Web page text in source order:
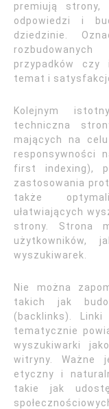
premiują strony,
odpowiedzi i
dziedzinie.
rozbudowanych
przypadków czy
temat i
Kolejnym
techniczna
mających na celu
responsywności
first indexing),
zastosowania
także
ułatwiających
strony. Strona
użytkowników,
wyszukiwarek.
Nie można
takich jak
(backlinks).
tematycznie
wyszukiwarki
witryny. Ważne
etyczny i
takie jak